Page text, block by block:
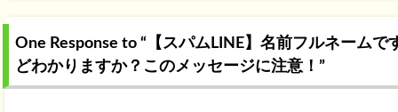
One Response to “【スパムLINE】名前フルネームで
どわかりますか？このメッセージに注意！”